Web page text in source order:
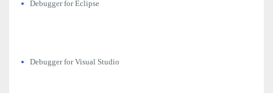
Debugger for Eclipse
Debugger for Visual Studio